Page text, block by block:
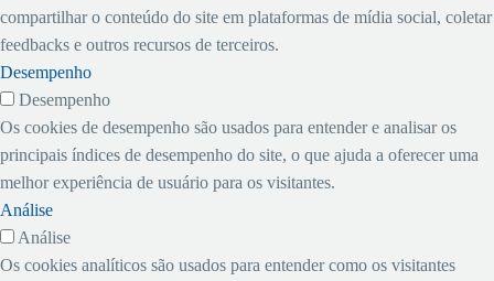
compartilhar o conteúdo do site em plataformas de mídia social, coletar
feedbacks e outros recursos de terceiros.
Desempenho
Desempenho
Os cookies de desempenho são usados ​​para entender e analisar os
principais índices de desempenho do site, o que ajuda a oferecer uma
melhor experiência de usuário para os visitantes.
Análise
Análise
Os cookies analíticos são usados ​​para entender como os visitantes